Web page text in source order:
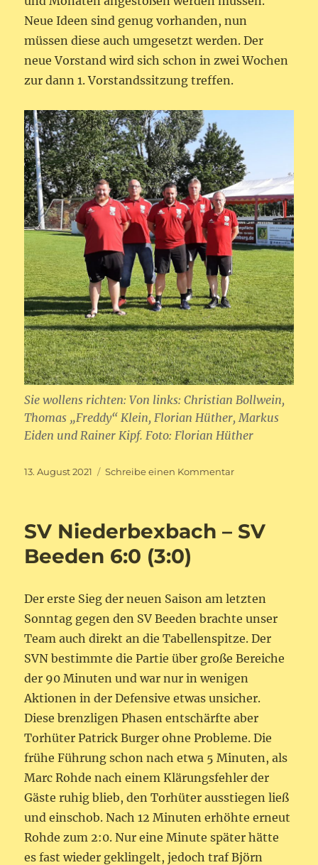
Neue Ideen sind genug vorhanden, nun
müssen diese auch umgesetzt werden. Der
neue Vorstand wird sich schon in zwei Wochen
zur dann 1. Vorstandssitzung treffen.
Sie wollens richten: Von links: Christian Bollwein,
Thomas „Freddy“ Klein, Florian Hüther, Markus
Eiden und Rainer Kipf. Foto: Florian Hüther
Veröffentlicht
13. August 2021 Schreibe einen Kommentarzu
Niederbexbach
mit
Rainer
Kipf
der
Spitze
neu
SV Niederbexbach – SV
Beeden 6:0 (3:0)
Der erste Sieg der neuen Saison am letzten
Sonntag gegen den SV Beeden brachte unser
Team auch direkt an die Tabellenspitze. Der
SVN bestimmte die Partie über große Bereiche
der 90 Minuten und war nur in wenigen
Aktionen in der Defensive etwas unsicher.
Diese brenzligen Phasen entschärfte aber
Torhüter Patrick Burger ohne Probleme. Die
frühe Führung schon nach etwa 5 Minuten, als
Marc Rohde nach einem Klärungsfehler der
Gäste ruhig blieb, den Torhüter ausstiegen ließ
und einschob. Nach 12 Minuten erhöhte erneut
Rohde zum 2:0. Nur eine Minute später hätte
es fast wieder geklingelt, jedoch traf Björn